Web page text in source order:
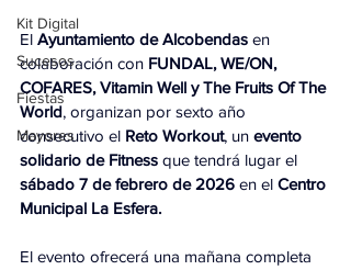
Kit Digital
Sucesos
Fiestas
Mayores
El Ayuntamiento de Alcobendas en
colaboración con FUNDAL, WE/ON,
COFARES, Vitamin Well y The Fruits Of The
World, organizan por sexto año
consecutivo el Reto Workout, un evento
solidario de Fitness que tendrá lugar el
sábado 7 de febrero de 2026 en el Centro
Municipal La Esfera.
El evento ofrecerá una mañana completa